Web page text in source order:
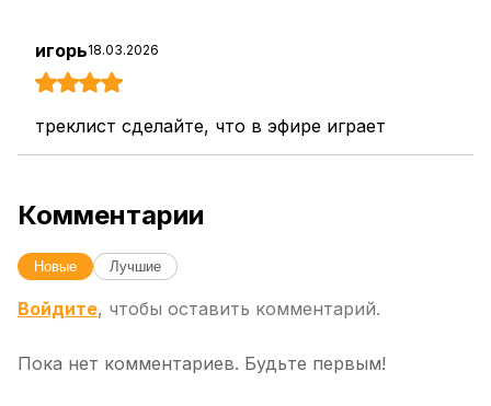
игорь18.03.2026
треклист сделайте, что в эфире играет
Комментарии
Новые Лучшие
Войдите, чтобы оставить комментарий.
Пока нет комментариев. Будьте первым!